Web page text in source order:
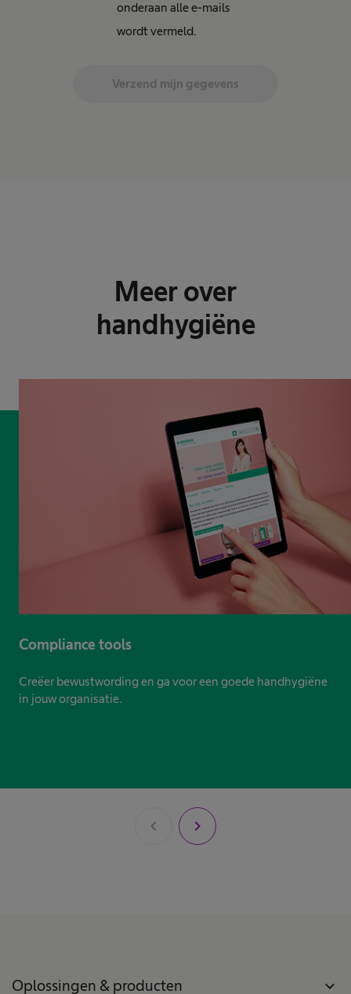
onderaan alle e-mails
wordt vermeld.
Verzend mijn gegevens
Meer over
handhygiëne
Compliance tools
Creëer bewustwording en ga voor een goede handhygiëne
in jouw organisatie.
chevron_left chevron_right
Oplossingen & producten expand_more